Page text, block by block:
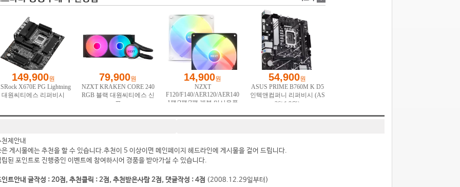
천제안내
은 게시물에는 추천을 할 수 있습니다.추천이 5 이상이면 메인페이지 헤드라인에 게시물을 걸어 드립니다.
립된 포인트로 진행중인 이벤트에 참여하시어 경품을 받아가실 수 있습니다.
인트안내 글작성 : 20점, 추천클릭 : 2점, 추천받은사람 2점, 댓글작성 : 4점 (2008.12.29일부터)